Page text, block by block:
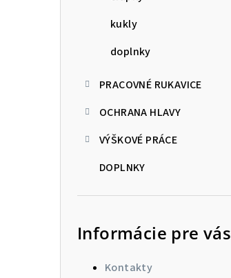
kukly
doplnky
PRACOVNÉ RUKAVICE
OCHRANA HLAVY
VÝŠKOVÉ PRÁCE
DOPLNKY
Informácie pre vás
Kontakty